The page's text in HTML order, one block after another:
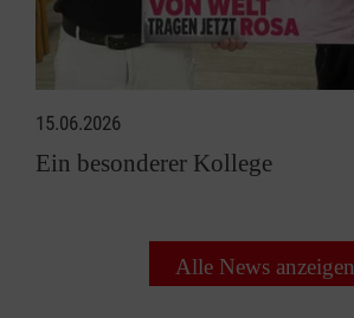
15.06.2026
Ein besonderer Kollege
Alle News anzeigen